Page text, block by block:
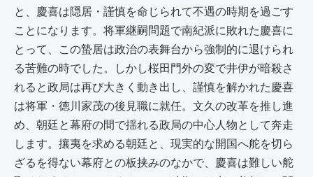
と、慶喜は隠居・謹慎を命じられて不遇の時期を過ごす
ことになります。将軍継嗣問題で南紀派に敗れた慶喜に
とって、この蟄居は政治の表舞台から強制的に退けられ
る苦難の時でした。しかし桜田門外の変で井伊が暗殺さ
れると政局は再び大きく動き出し、謹慎を解かれた慶喜
は将軍・徳川家茂の後見職に就任。文久の改革を推し進
め、朝廷と幕府の間で揺れる政局の中心人物として奔走
します。攘夷を求める朝廷と、現実的な開国へ舵を切ら
ざるを得ない幕府との板挟みのなかで、慶喜は難しい舵